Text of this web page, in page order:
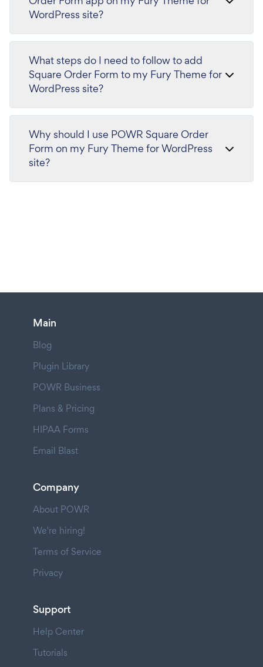
WordPress site?
What steps do I need to follow to add
Square Order Form to my Fury Theme for
WordPress site?
Why should I use POWR Square Order
Form on my Fury Theme for WordPress
site?
Main
Blog
Plugin Library
POWR Business
Plans & Pricing
HIPAA Forms
Email Blast
Company
About POWR
We're hiring!
Terms of Service
Privacy
Support
Help Center
Tutorials